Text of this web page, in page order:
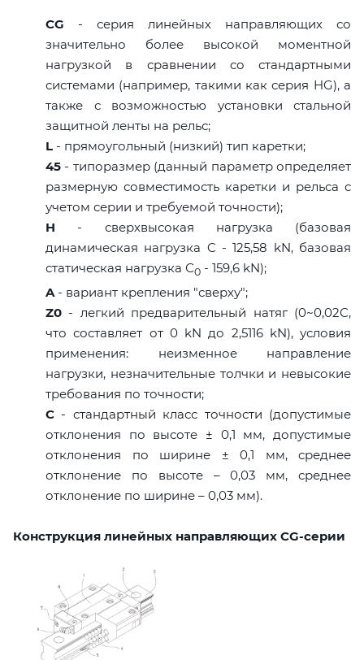
CG - серия линейных направляющих со
значительно более высокой моментной
нагрузкой в сравнении со стандартными
системами (например, такими как серия HG), а
также с возможностью установки стальной
защитной ленты на рельс;
L - прямоугольный (низкий) тип каретки;
45 - типоразмер (данный параметр определяет
размерную совместимость каретки и рельса с
учетом серии и требуемой точности);
H - сверхвысокая нагрузка (базовая
динамическая нагрузка C - 125,58 kN, базовая
статическая нагрузка С0 - 159,6 kN);
A- вариант крепления "сверху";
Z0 - легкий предварительный натяг (0~0,02C,
что составляет от 0 kN до 2,5116 kN), условия
применения: неизменное направление
нагрузки, незначительные толчки и невысокие
требования по точности;
C - стандартный класс точности (допустимые
отклонения по высоте ± 0,1 мм, допустимые
отклонения по ширине ± 0,1 мм, среднее
отклонение по высоте – 0,03 мм, среднее
отклонение по ширине – 0,03 мм).
Конструкция линейных направляющих CG-серии